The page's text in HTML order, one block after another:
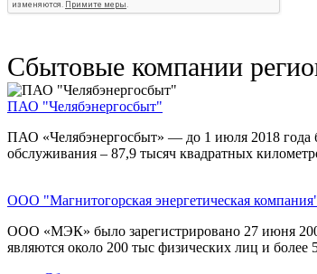
Сбытовые компании
ПАО "Челябэнергосбыт"
ПАО «Челябэнергосбыт» — до 1 июля 2018 года
обслуживания – 87,9 тысяч квадратных
ООО "Магнитогорская энергетическая
ООО «МЭК» было зарегистрировано 27 июня
являются около 200 тыс физических лиц и